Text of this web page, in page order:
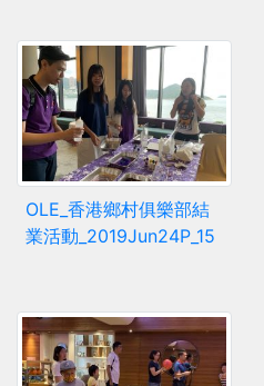
OLE_香港鄉村俱樂部結
業活動_2019Jun24P_15